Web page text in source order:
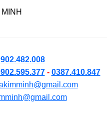
- 0387.410.847